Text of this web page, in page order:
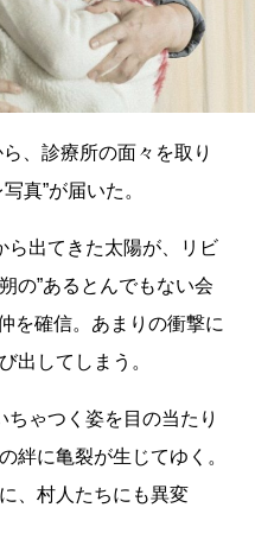
、診療所の面々を取り
真”が届いた。
ら出てきた太陽が、リビ
の”あるとんでもない会
を確信。あまりの衝撃に
出してしまう。
ゃつく姿を目の当たり
絆に亀裂が生じてゆく。
、村人たちにも異変